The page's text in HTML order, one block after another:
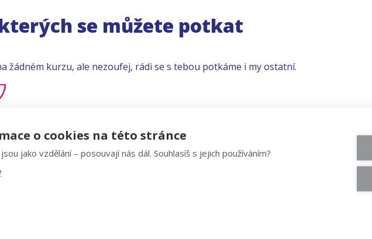
se můžete potkat
žádném kurzu, ale nezoufej, rádi se s tebou potkáme i my ostatní.
o cookies na této stránce
jako vzdělání – posouvají nás dál. Souhlasíš s jejich používáním?